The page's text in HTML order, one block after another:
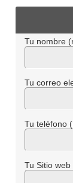
Tu nombre
Tu correo
Tu teléfono
Tu Sitio web